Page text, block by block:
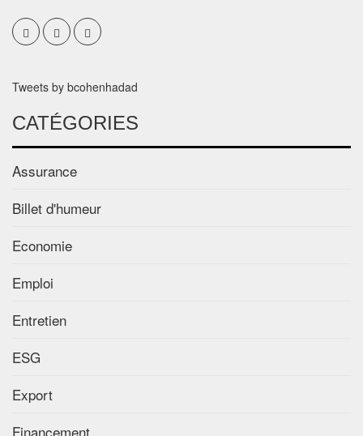
Tweets by bcohenhadad
CATÉGORIES
Assurance
Billet d'humeur
Economie
Emploi
Entretien
ESG
Export
Financement